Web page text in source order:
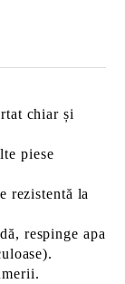
chiar și
piese
rezistentă la
respinge apa